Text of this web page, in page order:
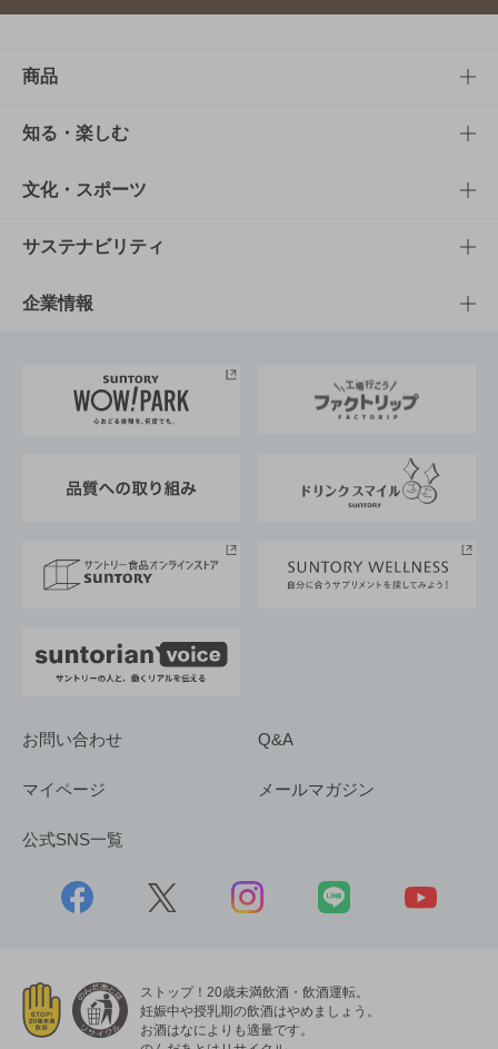
商品
商品TOP
商品一覧
商品発売情報
栄養成分一覧
知る・楽しむ
知る・楽しむTOP
キャンペーン
工場見学
地域情報
文化・スポーツ
文化・スポーツTOP
サントリーホール
サントリーサンバーズ大阪
サステナビリティ
サステナビリティTOP
サントリーが考えるサステナビリティ経営
企業情報
企業概要
採用情報
お問い合わせ Q&A
マイページ メールマガジン
公式SNS一覧
ストップ！20歳未満飲酒・飲酒運転。
妊娠中や授乳期の飲酒はやめましょう。
お酒はなによりも適量です。